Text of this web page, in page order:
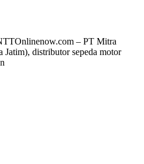
– PT Mitra
distributor sepeda motor